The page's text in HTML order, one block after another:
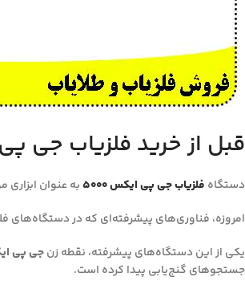
قبل از خرید فلزیاب جی پی ایکس 5000 بدانید:
دستگاه فلزیاب‌ جی پی ایکس ۵۰۰۰
به عنوان
امروزه، فناوری‌های پیشرفته‌ای که در دستگاه‌های
یکی از این دستگاه‌های پیشرفته، نقطه زنجی پی
جستجوهای گنج‌یابی پیدا کرده است.